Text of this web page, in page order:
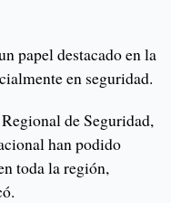
papel destacado en la
en seguridad.
de Seguridad,
han podido
toda la región,